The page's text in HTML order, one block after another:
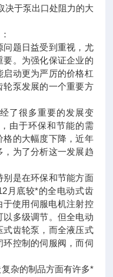
决于泵出口处阻力的大
问题日益受到重视，尤
。为强化保证企业的
动更为严厉的价格杠
泵发展的一个重要方
了很多重要的发展变
由于环保和节能的需
的大幅度下降，近年
为了分析这一发展趋
是在环保和节能方面
月底较*的全电动式齿
使用伺服电机注射控
多级调节。但全电动
齿轮泵，而全液压式
控制的伺服阀，而伺
杂的制品方面有许多*